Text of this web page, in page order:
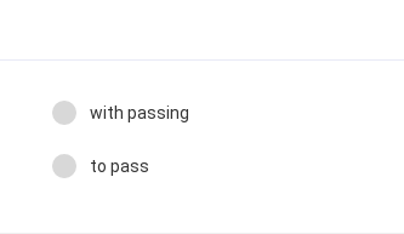
with passing
to pass